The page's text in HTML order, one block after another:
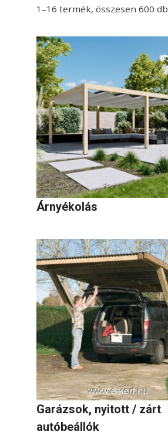
1–16 termék, összesen 600 db
Árnyékolás
Garázsok, nyitott / zárt
autóbeállók